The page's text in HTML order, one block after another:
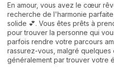
En amour, vous avez le cœur
recherche de l'harmonie
solide 💕. Vous êtes prêts à
pour trouver la personne qui
parfois rendre votre parcours
rassurez-vous, malgré quelques
généralement par trouver votre